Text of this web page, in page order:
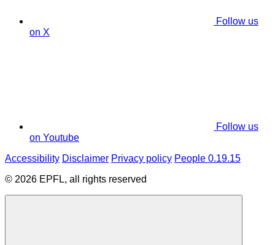
Follow us
on X
Follow us
on Youtube
Accessibility Disclaimer Privacy policy People 0.19.15
© 2026 EPFL, all rights reserved